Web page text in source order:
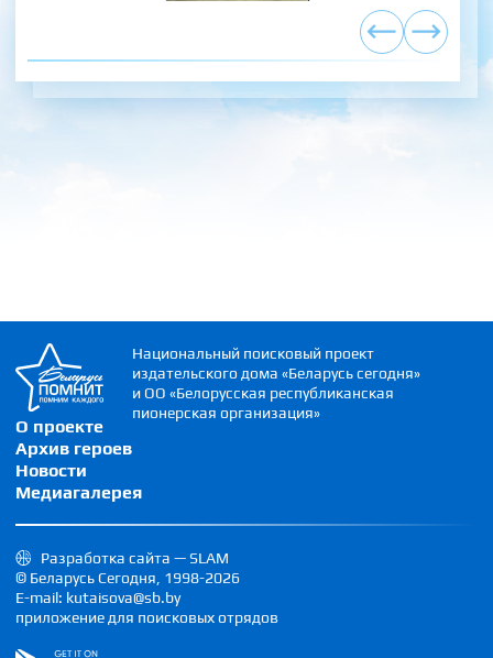
О проекте
Архив героев
Новости
Медиагалерея
Национальный поисковый проект
издательского дома «Беларусь сегодня»
и ОО «Белорусская республиканская
пионерская организация»
Разработка сайта — SLAM
© Беларусь Сегодня, 1998-2026
E-mail: kutaisova@sb.by
приложение для поисковых отрядов